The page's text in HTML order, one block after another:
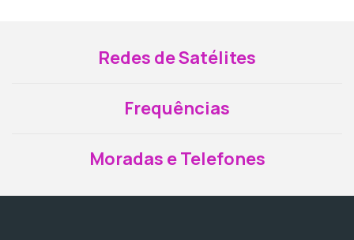
Redes de Satélites
Frequências
Moradas e Telefones